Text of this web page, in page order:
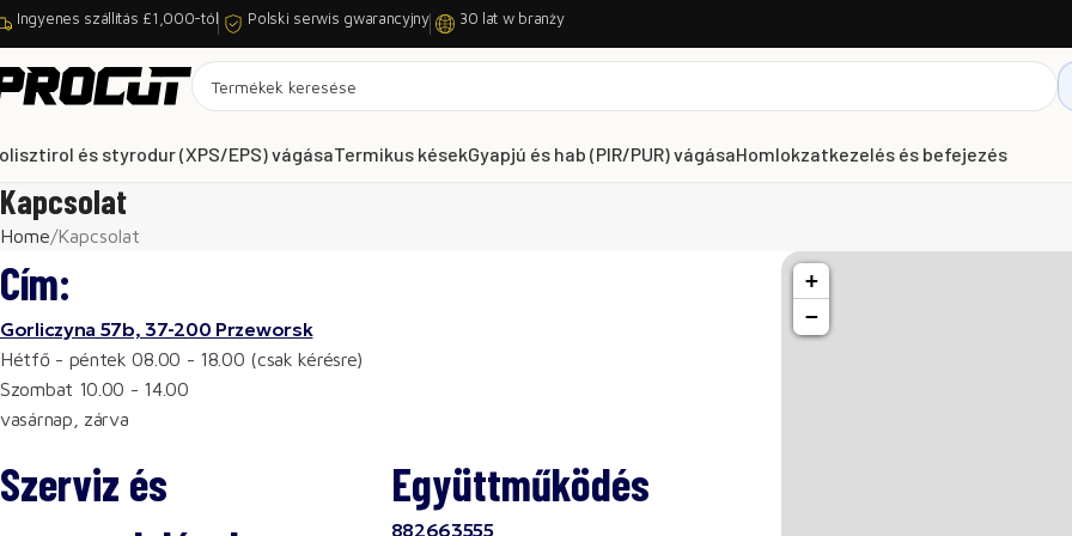
Ingyenes szállítás £1,000-tól Polski serwis gwarancyjny 30 lat w branży
és styrodur (XPS/EPS) vágásaTermikus késekGyapjú és hab (PIR/PUR) vágásaHomlokzatkezelés és befejezés
Kapcsolat
Home Kapcsolat
Cím:
Gorliczyna 57b, 37-200 Przeworsk
Hétfő - péntek 08.00 - 18.00 (csak kérésre)
Szombat 10.00 - 14.00
vasárnap, zárva
Szerviz és
Együttműködés
882663555
+
−